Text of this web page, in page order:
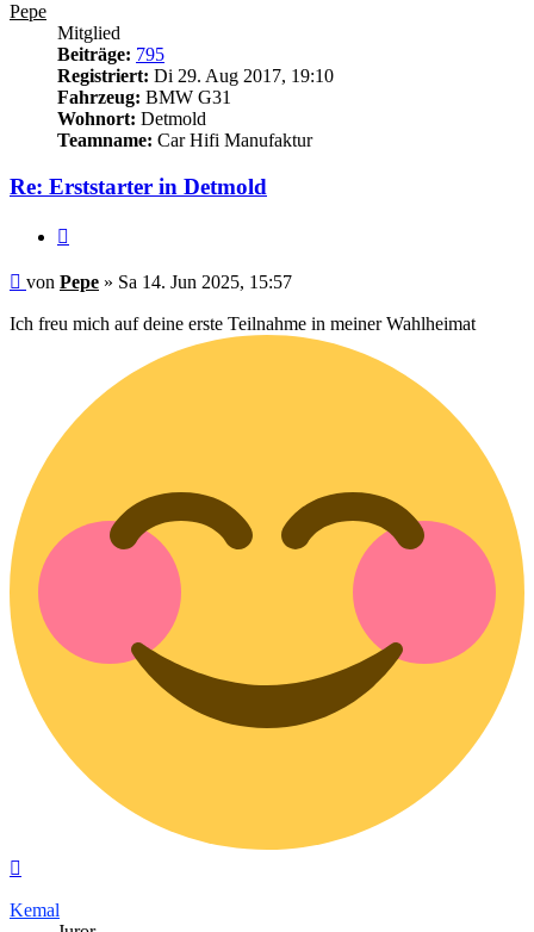
Pepe
Mitglied
Beiträge: 795
Registriert: Di 29. Aug 2017, 19:10
Fahrzeug: BMW G31
Wohnort: Detmold
Teamname: Car Hifi Manufaktur
Re: Erststarter in Detmold
Beitrag
von Pepe » Sa 14. Jun 2025, 15:57
Ich freu mich auf deine erste Teilnahme in meiner Wahlheimat
Kemal